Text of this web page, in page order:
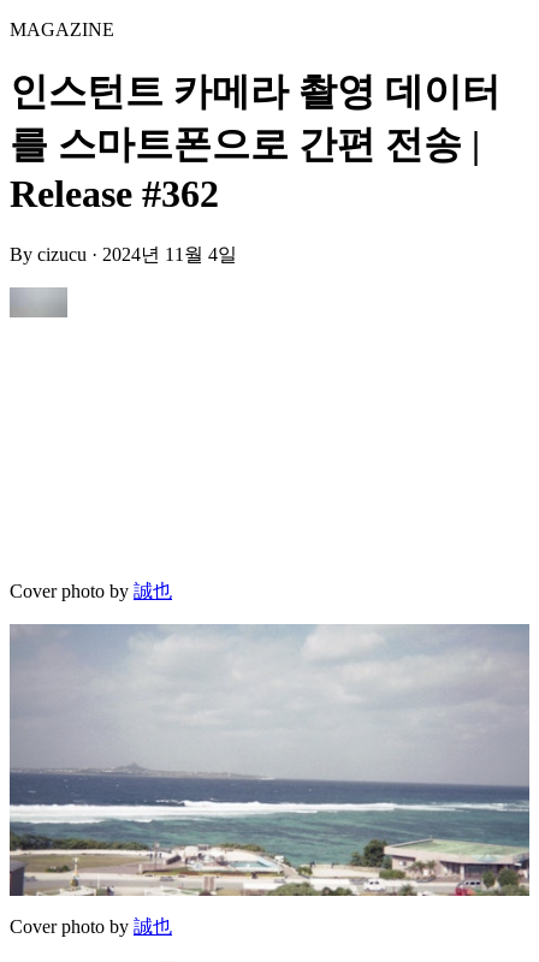
MAGAZINE
인스턴트 카메라 촬영 데이터
를 스마트폰으로 간편 전송 |
Release #362
By cizucu · 2024년 11월 4일
Cover photo by 誠也
Cover photo by 誠也